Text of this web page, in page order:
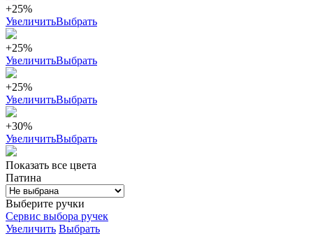
+25%
УвеличитьВыбрать
+25%
УвеличитьВыбрать
+25%
УвеличитьВыбрать
+30%
УвеличитьВыбрать
Показать все цвета
Патина
Выберите ручки
Сервис выбора ручек
Увеличить Выбрать